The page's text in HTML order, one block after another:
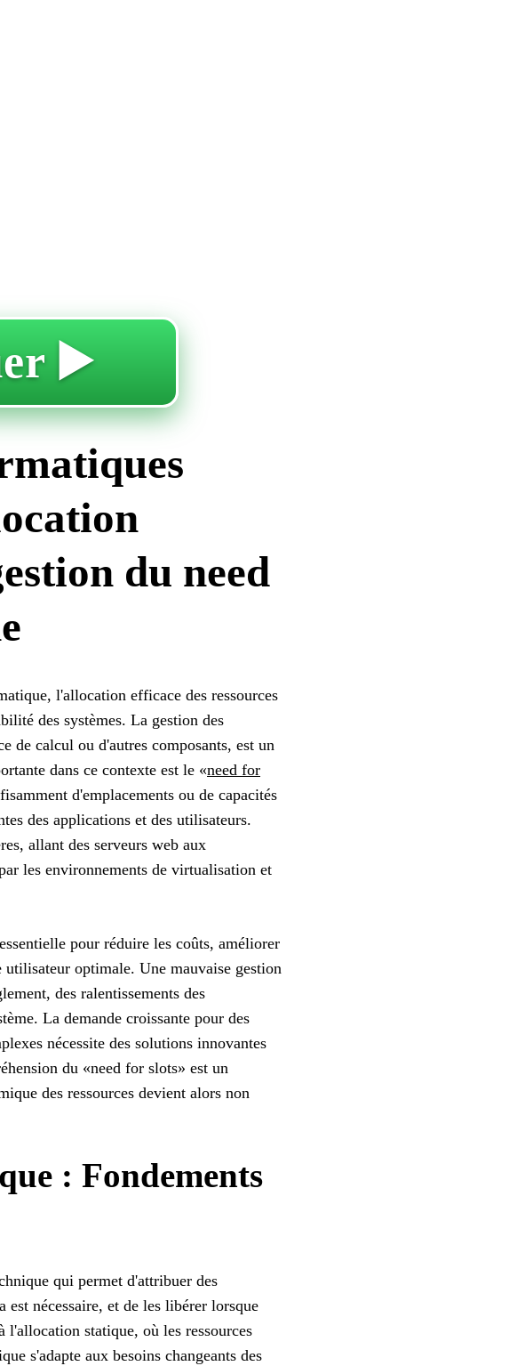
▶️
du need
l'allocation efficace des ressources
des systèmes. La gestion des
de calcul ou d'autres composants, est un
dans ce contexte est le «need for
d'emplacements ou de capacités
des applications et des utilisateurs.
allant des serveurs web aux
les environnements de virtualisation et
pour réduire les coûts, améliorer
optimale. Une mauvaise gestion
des ralentissements des
La demande croissante pour des
nécessite des solutions innovantes
du «need for slots» est un
des ressources devient alors non
: Fondements
qui permet d'attribuer des
est nécessaire, et de les libérer lorsque
statique, où les ressources
s'adapte aux besoins changeants des